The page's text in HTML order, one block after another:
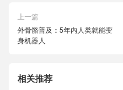
上一篇
外骨骼普及：5年内人类就能变
身机器人
相关推荐